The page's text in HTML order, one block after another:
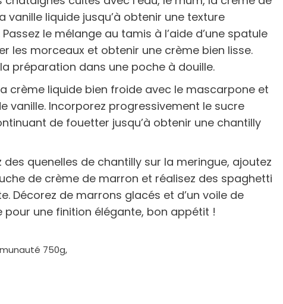
vanille liquide jusqu’à obtenir une texture
le mélange au tamis à l’aide d’une spatule
les morceaux et obtenir une crème bien lisse.
préparation dans une poche à douille.
crème liquide bien froide avec le mascarpone et
vanille. Incorporez progressivement le sucre
de fouetter jusqu’à obtenir une chantilly
des quenelles de chantilly sur la meringue, ajoutez
de crème de marron et réalisez des spaghetti
Décorez de marrons glacés et d’un voile de
pour une finition élégante, bon appétit !
750g,